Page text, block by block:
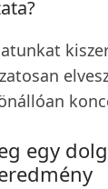
egy